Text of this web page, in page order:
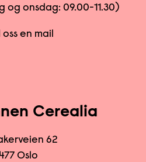
og onsdag: 09.00-11.30)
oss en mail
Cerealia
62
Oslo